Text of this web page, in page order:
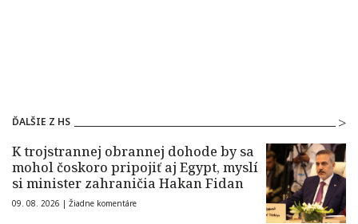
ĎALŠIE Z HS
K trojstrannej obrannej dohode by sa
mohol čoskoro pripojiť aj Egypt, myslí
si minister zahraničia Hakan Fidan
09. 08. 2026 | Žiadne komentáre